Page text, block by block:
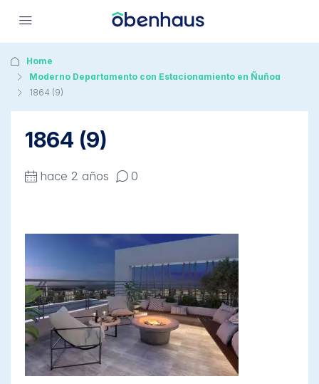
Home
Moderno Departamento con Estacionamiento en Ñuñoa
1864 (9)
1864 (9)
hace 2 años 0